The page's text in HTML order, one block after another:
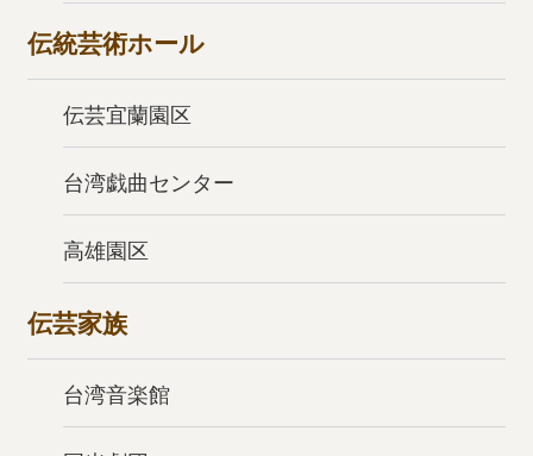
伝統芸術ホール
伝芸宜蘭園区
台湾戯曲センター
高雄園区
伝芸家族
台湾音楽館